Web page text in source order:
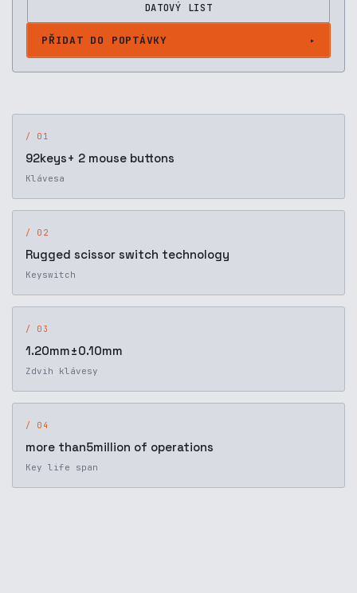
DATOVÝ LIST
PŘIDAT DO POPTÁVKY
/ 01
92keys+ 2 mouse buttons
Klávesa
/ 02
Rugged scissor switch technology
Keyswitch
/ 03
1.20mm±0.10mm
Zdvih klávesy
/ 04
more than5million of operations
Key life span